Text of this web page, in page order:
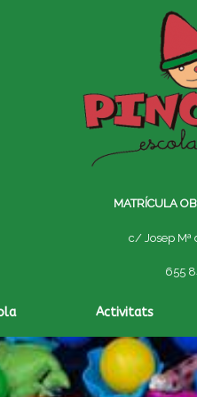
MATRÍCULA
c/ Josep Mª
655
Activitats